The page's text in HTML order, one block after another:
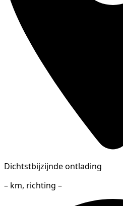
Dichtstbijzijnde ontlading
– km, richting –